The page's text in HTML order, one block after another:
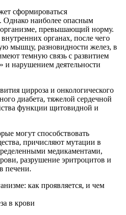
сформироваться
Однако наиболее опасным
организме, превышающий норму.
органах, после чего
мышцу, разновидности желез, в
темную связь с развитием
и нарушением деятельности
цирроза и онкологического
диабета, тяжелой сердечной
функции щитовидной и
могут способствовать
причисляют мутации в
медикаментами,
разрушение эритроцитов и
печени.
в крови